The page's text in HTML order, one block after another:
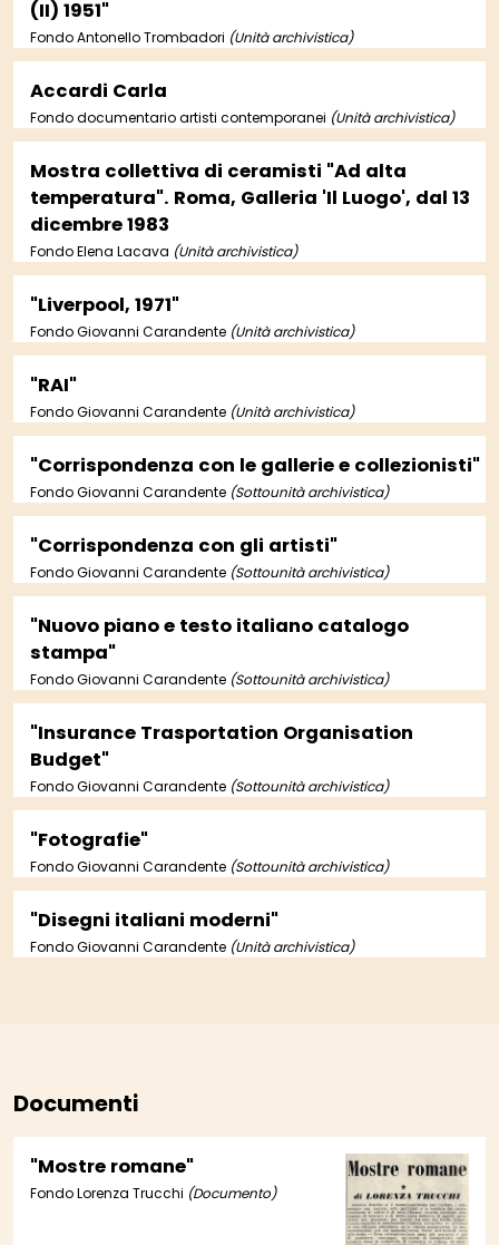
(II) 1951"
Fondo Antonello Trombadori (Unità archivistica)
Accardi Carla
Fondo documentario artisti contemporanei (Unità archivistica)
Mostra collettiva di ceramisti "Ad alta
temperatura". Roma, Galleria 'Il Luogo', dal 13
dicembre 1983
Fondo Elena Lacava (Unità archivistica)
"Liverpool, 1971"
Fondo Giovanni Carandente (Unità archivistica)
"RAI"
Fondo Giovanni Carandente (Unità archivistica)
"Corrispondenza con le gallerie e collezionisti"
Fondo Giovanni Carandente (Sottounità archivistica)
"Corrispondenza con gli artisti"
Fondo Giovanni Carandente (Sottounità archivistica)
"Nuovo piano e testo italiano catalogo
stampa"
Fondo Giovanni Carandente (Sottounità archivistica)
"Insurance Trasportation Organisation
Budget"
Fondo Giovanni Carandente (Sottounità archivistica)
"Fotografie"
Fondo Giovanni Carandente (Sottounità archivistica)
"Disegni italiani moderni"
Fondo Giovanni Carandente (Unità archivistica)
Documenti
"Mostre romane"
Fondo Lorenza Trucchi (Documento)